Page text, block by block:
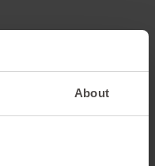
About
materiali
si